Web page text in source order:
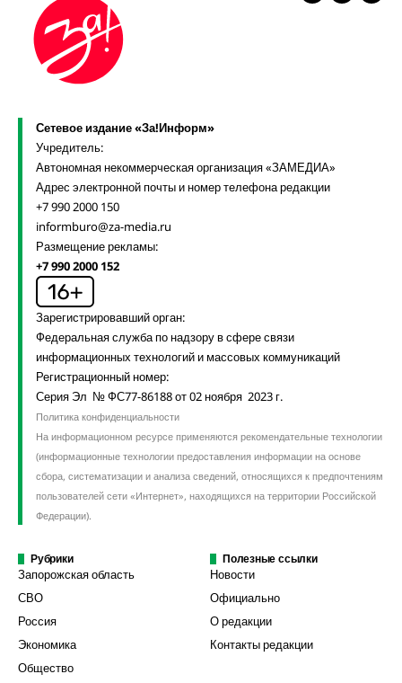
Сетевое издание «За!Информ»
Учредитель:
Автономная некоммерческая организация «ЗАМЕДИА»
Адрес электронной почты и номер телефона редакции
+7 990 2000 150
informburo@za-media.ru
Размещение рекламы:
+7 990 2000 152
Зарегистрировавший орган:
Федеральная служба по надзору в сфере связи
информационных технологий и массовых коммуникаций
Регистрационный номер:
Серия Эл № ФС77-86188 от 02 ноября 2023 г.
Политика конфиденциальности
На информационном ресурсе применяются рекомендательные технологии
(информационные технологии предоставления информации на основе
сбора, систематизации и анализа сведений, относящихся к предпочтениям
пользователей сети «Интернет», находящихся на территории Российской
Федерации).
Рубрики
Запорожская область
СВО
Россия
Экономика
Общество
Полезные ссылки
Новости
Официально
О редакции
Контакты редакции